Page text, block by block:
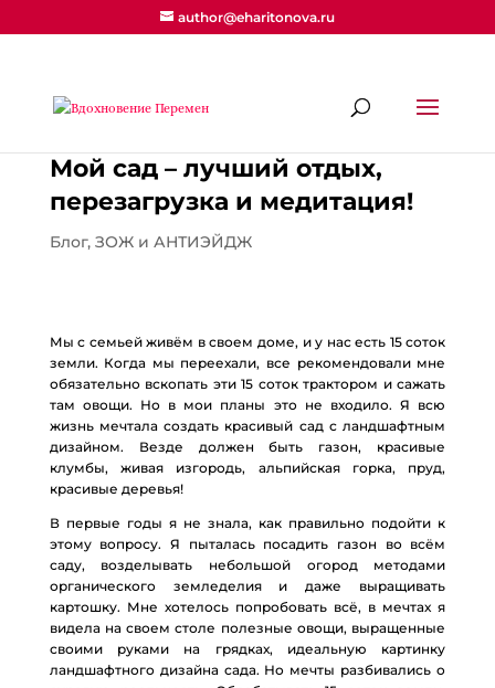
author@eharitonova.ru
Мой сад – лучший отдых,
перезагрузка и медитация!
Блог, ЗОЖ и АНТИЭЙДЖ
Мы с семьей живём в своем доме, и у нас есть 15 соток
земли. Когда мы переехали, все рекомендовали мне
обязательно вскопать эти 15 соток трактором и сажать
там овощи. Но в мои планы это не входило. Я всю
жизнь мечтала создать красивый сад с ландшафтным
дизайном. Везде должен быть газон, красивые
клумбы, живая изгородь, альпийская горка, пруд,
красивые деревья!
В первые годы я не знала, как правильно подойти к
этому вопросу. Я пыталась посадить газон во всём
саду, возделывать небольшой огород методами
органического земледелия и даже выращивать
картошку. Мне хотелось попробовать всё, в мечтах я
видела на своем столе полезные овощи, выращенные
своими руками на грядках, идеальную картинку
ландшафтного дизайна сада. Но мечты разбивались о